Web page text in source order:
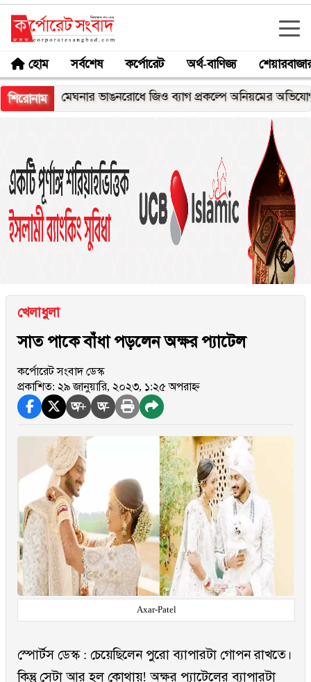
হোম সর্বশেষ কর্পোরেট অর্থ-বাণিজ্য
শিরোনাম
মেঘনার ভাঙনরোধে জিও ব্যাগ প্রকল্পে অনিয়মের অভিযোগ,
খেলাধুলা
সাত পাকে বাঁধা পড়লেন অক্ষর প্যাটেল
কর্পোরেট সংবাদ ডেস্ক
প্রকাশিত: ২৯ জানুয়ারি, ২০২৩, ১:২৫ অপরাহ্ন
অ+ অ-
Axar-Patel
স্পোর্টস ডেস্ক : চেয়েছিলেন পুরো ব্যাপারটা গোপন রাখতে।
কিন্তু সেটা আর হল কোথায়! অক্ষর প্যাটেলের ব্যাপারটা